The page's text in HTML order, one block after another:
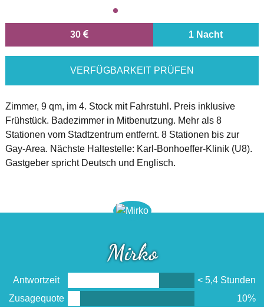
30 1 Nacht
VERFÜGBARKEIT PRÜFEN
Zimmer, 9 qm, im 4. Stock mit Fahrstuhl. Preis inklusive
Frühstück. Badezimmer in Mitbenutzung. Mehr als 8
Stationen vom Stadtzentrum entfernt. 8 Stationen bis zur
Gay-Area. Nächste Haltestelle: Karl-Bonhoeffer-Klinik (U8).
Gastgeber spricht Deutsch und Englisch.
Mirko
Antwortzeit
< 5,4 Stunden
Zusagequote
10%